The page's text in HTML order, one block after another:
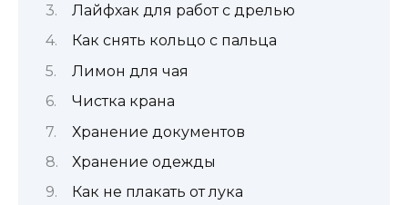
Лайфхак для работ с дрелью
Как снять кольцо с пальца
Лимон для чая
Чистка крана
Хранение документов
Хранение одежды
Как не плакать от лука